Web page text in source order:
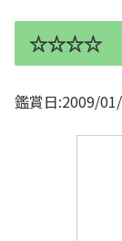
☆☆☆☆
鑑賞日:2009/